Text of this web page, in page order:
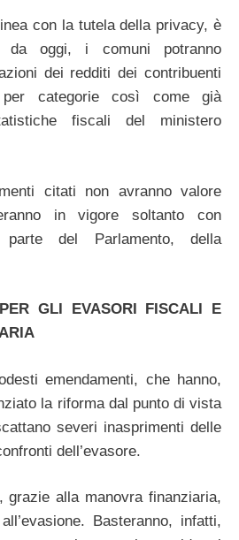
con la tutela della privacy, è
da oggi, i comuni potranno
dei redditi dei contribuenti
per categorie così come già
fiscali del ministero
citati non avranno valore
in vigore soltanto con
parte del Parlamento, della
GLI EVASORI FISCALI E
emendamenti, che hanno,
la riforma dal punto di vista
severi inasprimenti delle
dell’evasore.
grazie alla manovra finanziaria,
Basteranno, infatti,